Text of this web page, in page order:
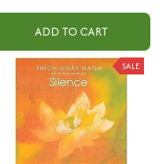
ADD TO CART
SALE